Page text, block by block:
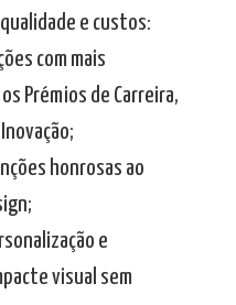
e custos:
com mais
Prémios de Carreira,
honrosas ao
e
visual sem